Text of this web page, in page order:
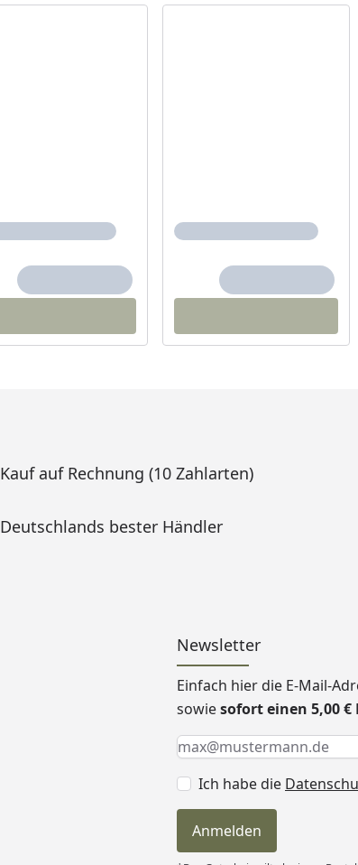
Kauf auf Rechnung (10 Zahlarten)
Deutschlands bester Händler
Newsletter
Einfach hier die E-Mail-
sowiesofort einen 5,00
Keine Eingabe erforderlich
Eingabe erforderlich
E-Mail *
Ich habe die
Anmelden